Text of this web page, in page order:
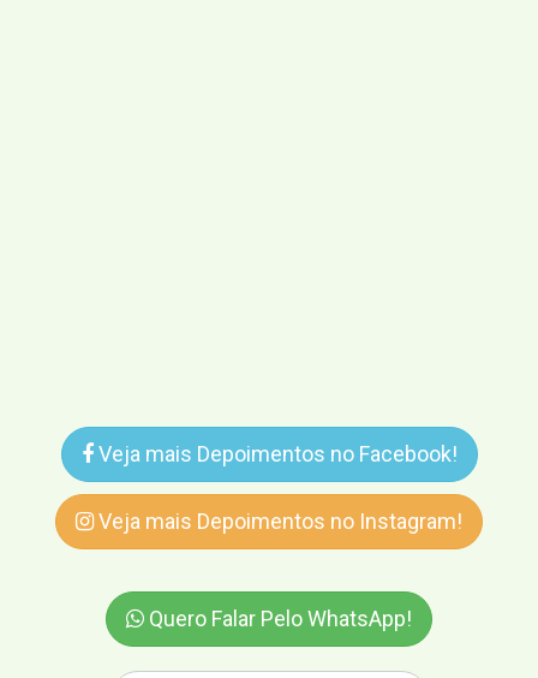
Veja mais Depoimentos no Facebook!
Veja mais Depoimentos no Instagram!
Quero Falar Pelo WhatsApp!